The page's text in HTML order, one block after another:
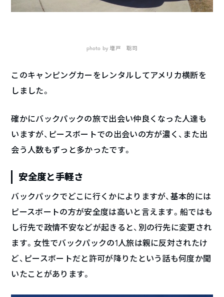
photo by 増戸 聡司
このキャンピングカーをレンタルしてアメリカ横断を
しました。
確かにバックパックの旅で出会い仲良くなった人達も
いますが、ピースボートでの出会いの方が濃く、また出
会う人数もずっと多かったです。
安全度と手軽さ
バックパックでどこに行くかによりますが、基本的には
ピースボートの方が安全度は高いと言えます。船ではも
し行先で政情不安などが起きると、別の行先に変更され
ます。女性でバックパックの1人旅は親に反対されたけ
ど、ピースボートだと許可が降りたという話も何度か聞
いたことがあります。